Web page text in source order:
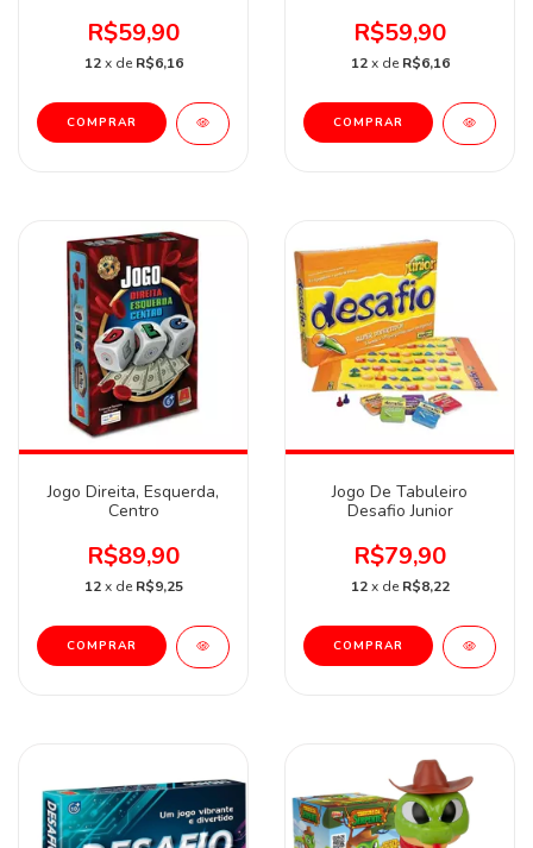
R$59,90
12 x de R$6,16
R$59,90
12 x de R$6,16
Jogo Direita, Esquerda,
Centro
R$89,90
12 x de R$9,25
Jogo De Tabuleiro
Desafio Junior
R$79,90
12 x de R$8,22